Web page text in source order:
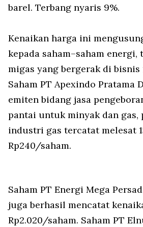
barel. Terbang nyaris 9%.
Kenaikan harga ini
kepada saham–saham energi,
migas yang bergerak di bisnis
Saham PT Apexindo Pratama
emiten bidang jasa
pantai untuk minyak dan gas,
industri gas tercatat melesat
Rp240/saham.
Saham PT Energi Mega
juga berhasil mencatat
Rp2.020/saham. Saham PT